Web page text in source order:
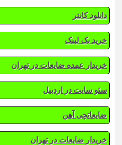
دانلود کانتر
خرید بک لینک
خریدار عمده ضایعات در تهران
سئو سایت در اردبیل
ضایعاتچی آهن
خریدار ضایعات در تهران